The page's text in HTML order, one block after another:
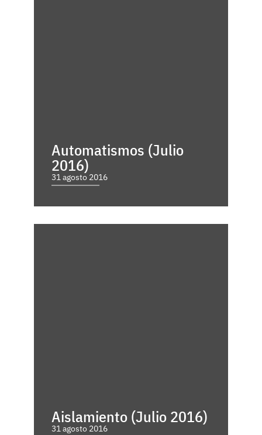
Automatismos (Julio
2016)
31 agosto 2016
Aislamiento (Julio 2016)
31 agosto 2016